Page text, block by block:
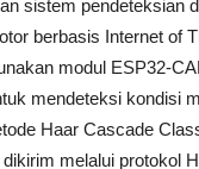
sistem pendeteksian
berbasis Internet of
modul ESP32-
mendeteksi kondisi
Haar Cascade
melalui protokol